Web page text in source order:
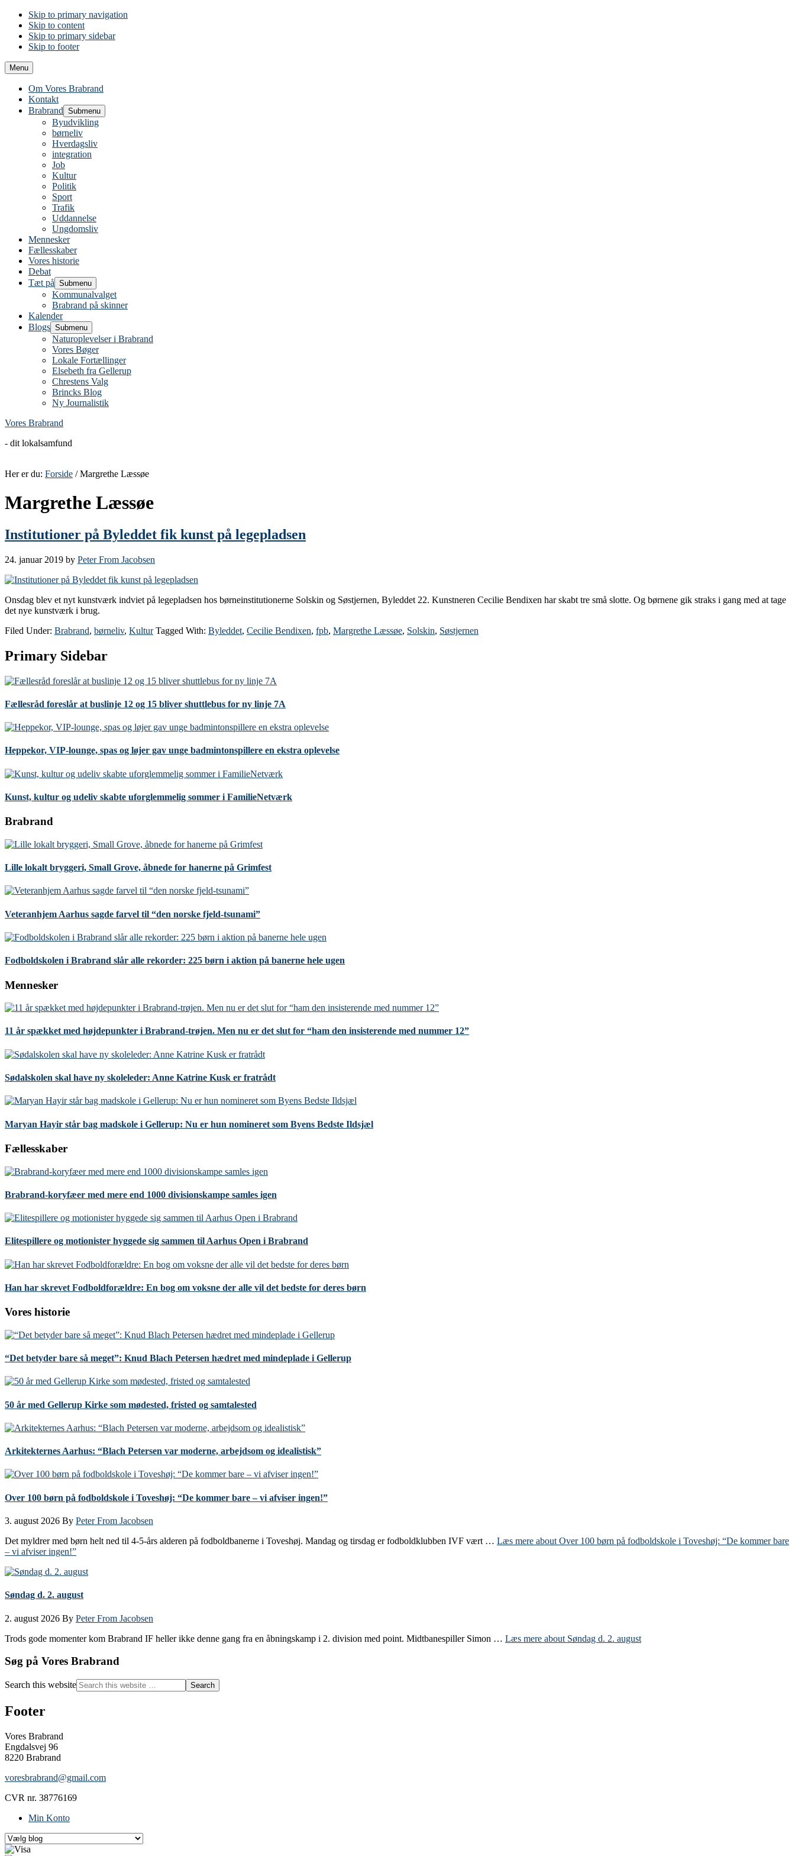
Skip to primary navigation
Skip to content
Skip to primary sidebar
Skip to footer
Menu
Om Vores Brabrand
Kontakt
Brabrand Submenu
Byudvikling
børneliv
Hverdagsliv
integration
Job
Kultur
Politik
Sport
Trafik
Uddannelse
Ungdomsliv
Mennesker
Fællesskaber
Vores historie
Debat
Tæt på Submenu
Kommunalvalget
Brabrand på skinner
Kalender
Blogs Submenu
Naturoplevelser i Brabrand
Vores Bøger
Lokale Fortællinger
Elsebeth fra Gellerup
Chrestens Valg
Brincks Blog
Ny Journalistik
Vores Brabrand
- dit lokalsamfund
Her er du: Forside / Margrethe Læssøe
Margrethe Læssøe
Institutioner på Byleddet fik kunst på legepladsen
24. januar 2019 by Peter From Jacobsen
Onsdag blev et nyt kunstværk indviet på legepladsen hos børneinstitutionerne Solskin og Søstjernen, Byleddet 22. Kunstneren Cecilie Bendixen har skabt tre små slotte. Og børnene gik straks i gang med at tage
det nye kunstværk i brug.
Filed Under: Brabrand, børneliv, Kultur Tagged With: Byleddet, Cecilie Bendixen, fpb, Margrethe Læssøe, Solskin, Søstjernen
Primary Sidebar
Fællesråd foreslår at buslinje 12 og 15 bliver shuttlebus for ny linje 7A
Heppekor, VIP-lounge, spas og løjer gav unge badmintonspillere en ekstra oplevelse
Kunst, kultur og udeliv skabte uforglemmelig sommer i FamilieNetværk
Brabrand
Lille lokalt bryggeri, Small Grove, åbnede for hanerne på Grimfest
Veteranhjem Aarhus sagde farvel til “den norske fjeld-tsunami”
Fodboldskolen i Brabrand slår alle rekorder: 225 børn i aktion på banerne hele ugen
Mennesker
11 år spækket med højdepunkter i Brabrand-trøjen. Men nu er det slut for “ham den insisterende med nummer 12”
Sødalskolen skal have ny skoleleder: Anne Katrine Kusk er fratrådt
Maryan Hayir står bag madskole i Gellerup: Nu er hun nomineret som Byens Bedste Ildsjæl
Fællesskaber
Brabrand-koryfæer med mere end 1000 divisionskampe samles igen
Elitespillere og motionister hyggede sig sammen til Aarhus Open i Brabrand
Han har skrevet Fodboldforældre: En bog om voksne der alle vil det bedste for deres børn
Vores historie
“Det betyder bare så meget”: Knud Blach Petersen hædret med mindeplade i Gellerup
50 år med Gellerup Kirke som mødested, fristed og samtalested
Arkitekternes Aarhus: “Blach Petersen var moderne, arbejdsom og idealistisk”
Over 100 børn på fodboldskole i Toveshøj: “De kommer bare – vi afviser ingen!”
3. august 2026 By Peter From Jacobsen
Det myldrer med børn helt ned til 4-5-års alderen på fodboldbanerne i Toveshøj. Mandag og tirsdag er fodboldklubben IVF vært … Læs mere about Over 100 børn på fodboldskole i Toveshøj: “De kommer bare
– vi afviser ingen!”
Søndag d. 2. august
2. august 2026 By Peter From Jacobsen
Trods gode momenter kom Brabrand IF heller ikke denne gang fra en åbningskamp i 2. division med point. Midtbanespiller Simon … Læs mere about Søndag d. 2. august
Søg på Vores Brabrand
Search this website
Footer
Vores Brabrand
Engdalsvej 96
8220 Brabrand
voresbrabrand@gmail.com
CVR nr. 38776169
Min Konto